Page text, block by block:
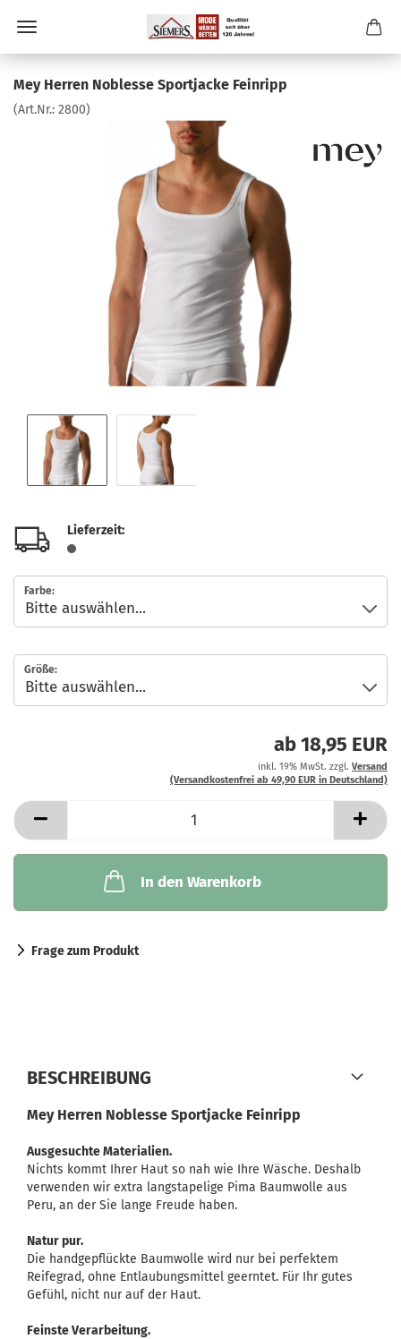
Mey Herren Noblesse Sportjacke Feinripp
(Art.Nr.: 2800)
Lieferzeit:
Farbe:
Größe:
ab 18,95 EUR
inkl. 19% MwSt. zzgl. Versand
(Versandkostenfrei ab 49,90 EUR in Deutschland)
In den Warenkorb
Frage zum Produkt
BESCHREIBUNG
Mey Herren Noblesse Sportjacke Feinripp
Ausgesuchte Materialien.
Nichts kommt Ihrer Haut so nah wie Ihre Wäsche. Deshalb
verwenden wir extra langstapelige Pima Baumwolle aus
Peru, an der Sie lange Freude haben.
Natur pur.
Die handgepflückte Baumwolle wird nur bei perfektem
Reifegrad, ohne Entlaubungsmittel geerntet. Für Ihr gutes
Gefühl, nicht nur auf der Haut.
Feinste Verarbeitung.